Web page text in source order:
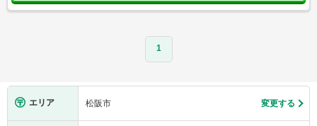
1
エリア 松阪市 変更する